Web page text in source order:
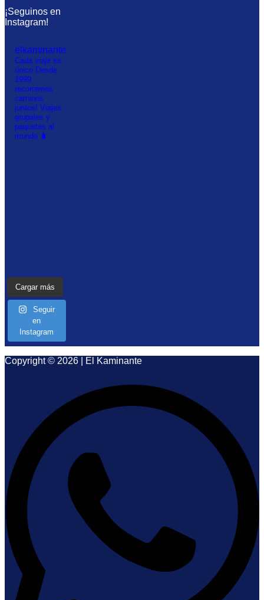
¡Seguinos en
Instagram!
elkaminante
Cada viaje es
únicoDesde
1999
recorremos
caminos
juntos! Viajes
grupales y
paquetes al
mundo 🧳
Cargar más
Seguir
en
Instagram
Copyright © 2026 | El Kaminante